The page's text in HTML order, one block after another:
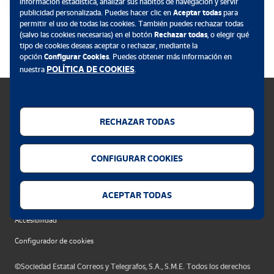
Política de cookies
Privacidad web
Accesibilidad
Configurador de cookies
©Sociedad Estatal Correos y Telegrafos, S.A., S.M.E. Todos los derechos
publicidad personalizada. Puedes hacer clic en Aceptar todaspara
permitir el uso de todas las cookies. También puedes rechazar todas
(salvo las cookies necesarias) en el botón Rechazar todas, o elegir qué
tipo de cookies deseas aceptar o rechazar, mediante la
opción Configurar Cookies. Puedes obtener más información en
nuestra POLÍTICA DE COOKIES.
RECHAZAR TODAS
CONFIGURAR COOKIES
ACEPTAR TODAS